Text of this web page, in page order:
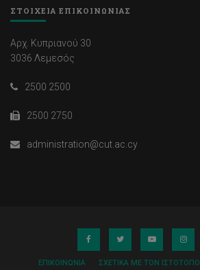
ΣΤΟΙΧΕΙΑ ΕΠΙΚΟΙΝΩΝΙΑΣ
Αρχ. Κυπριανού 30
3036 Λεμεσός
2500 2500
2500 2750
administration@cut.ac.cy
ΕΠΙΚΟΙΝΩΝΊΑ ΣΧΕΤΙΚΆ ΜΕ ΤΟΝ ΙΣΤΌΤΟΠΟ